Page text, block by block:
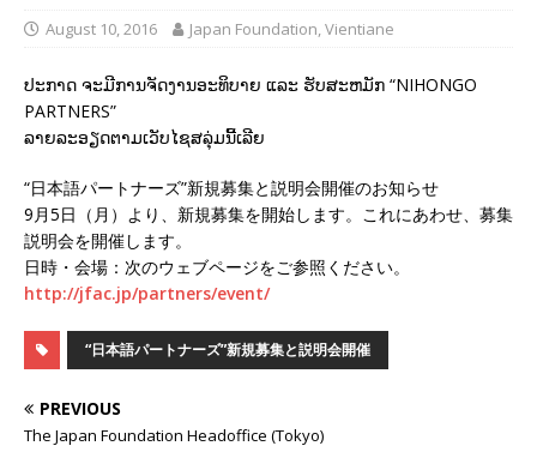
August 10, 2016 Japan Foundation, Vientiane
ປະກາດ ຈະມີການຈັດງານອະທິບາຍ ແລະ ຮັບສະຫມັກ “NIHONGO
PARTNERS”
ລາຍລະອຽດຕາມເວັບໄຊສລຸ່ມນີ້ເລີຍ
“日本語パートナーズ”新規募集と説明会開催のお知らせ
9月5日（月）より、新規募集を開始します。これにあわせ、募集
説明会を開催します。
日時・会場：次のウェブページをご参照ください。
http://jfac.jp/partners/event/
“日本語パートナーズ”新規募集と説明会開催
PREVIOUS
The Japan Foundation Headoffice (Tokyo)